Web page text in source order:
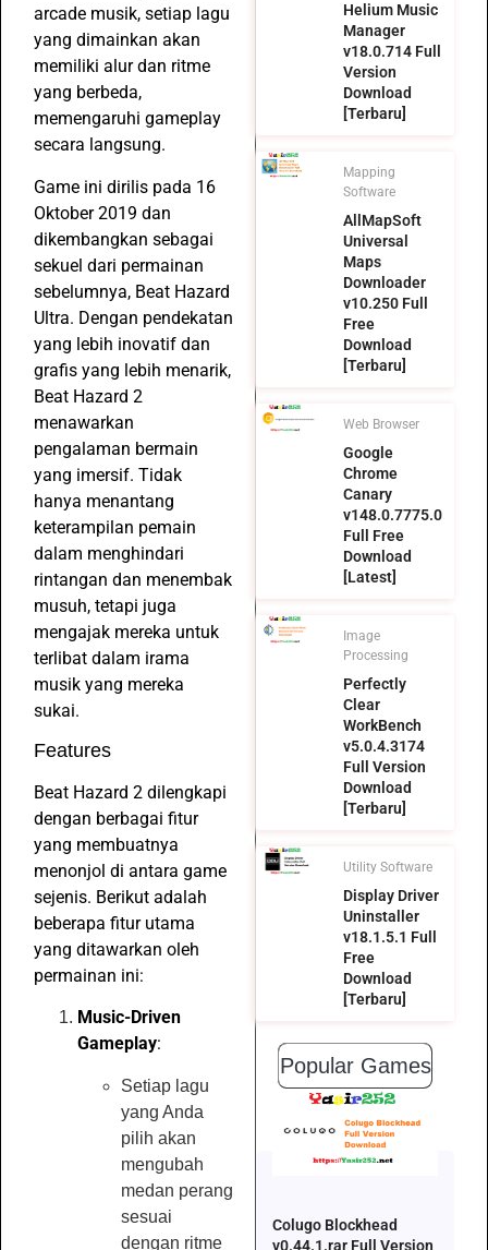
arcade musik, setiap lagu
yang dimainkan akan
memiliki alur dan ritme
yang berbeda,
memengaruhi gameplay
secara langsung.
Game ini dirilis pada 16
Oktober 2019 dan
dikembangkan sebagai
sekuel dari permainan
sebelumnya, Beat Hazard
Ultra. Dengan pendekatan
yang lebih inovatif dan
grafis yang lebih menarik,
Beat Hazard 2
menawarkan
pengalaman bermain
yang imersif. Tidak
hanya menantang
keterampilan pemain
dalam menghindari
rintangan dan menembak
musuh, tetapi juga
mengajak mereka untuk
terlibat dalam irama
musik yang mereka
sukai.
Features
Beat Hazard 2 dilengkapi
dengan berbagai fitur
yang membuatnya
menonjol di antara game
sejenis. Berikut adalah
beberapa fitur utama
yang ditawarkan oleh
permainan ini:
Music-Driven
Gameplay:
Setiap lagu
yang Anda
pilih akan
mengubah
medan perang
sesuai
dengan ritme
Helium Music
Manager
v18.0.714 Full
Version
Download
[Terbaru]
Mapping
Software
AllMapSoft
Universal
Maps
Downloader
v10.250 Full
Free
Download
[Terbaru]
Web Browser
Google
Chrome
Canary
v148.0.7775.0
Full Free
Download
[Latest]
Image
Processing
Perfectly
Clear
WorkBench
v5.0.4.3174
Full Version
Download
[Terbaru]
Utility Software
Display Driver
Uninstaller
v18.1.5.1 Full
Free
Download
[Terbaru]
Popular Games
Colugo Blockhead
v0.44.1.rar Full Version